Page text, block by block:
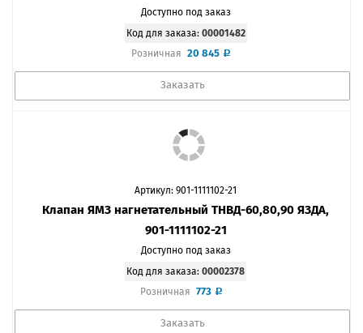
Доступно под заказ
Код для заказа: 00001482
Розничная 20 845
Заказать
Артикул: 901-1111102-21
Клапан ЯМЗ нагнетательный ТНВД-60,80,90 ЯЗДА,
901-1111102-21
Доступно под заказ
Код для заказа: 00002378
Розничная 773
Заказать